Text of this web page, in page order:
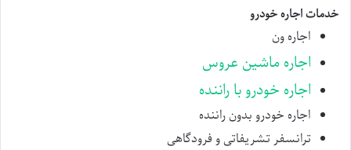
خدمات اجاره خودرو
اجاره ون
اجاره ماشین عروس
اجاره خودرو با راننده
اجاره خودرو بدون راننده
ترانسفر تشریفاتی و فرودگاهی